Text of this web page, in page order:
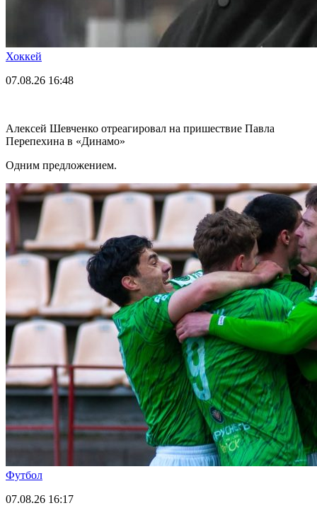
Хоккей
07.08.26 16:48
Алексей Шевченко отреагировал на пришествие Павла
Перепехина в «Динамо»
Одним предложением.
Футбол
07.08.26 16:17